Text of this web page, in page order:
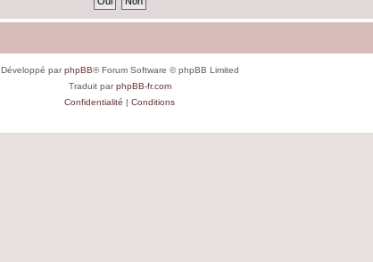
Développé parphpBB® Forum Software © phpBB Limited
Traduit parphpBB-fr.com
Confidentialité | Conditions